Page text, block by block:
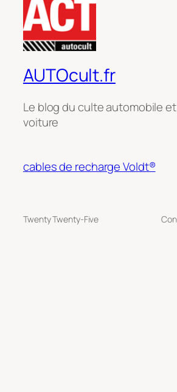
AUTOcult.fr
Le blog du culte automobile
voiture
cables de recharge Voldt®
Twenty Twenty-Five